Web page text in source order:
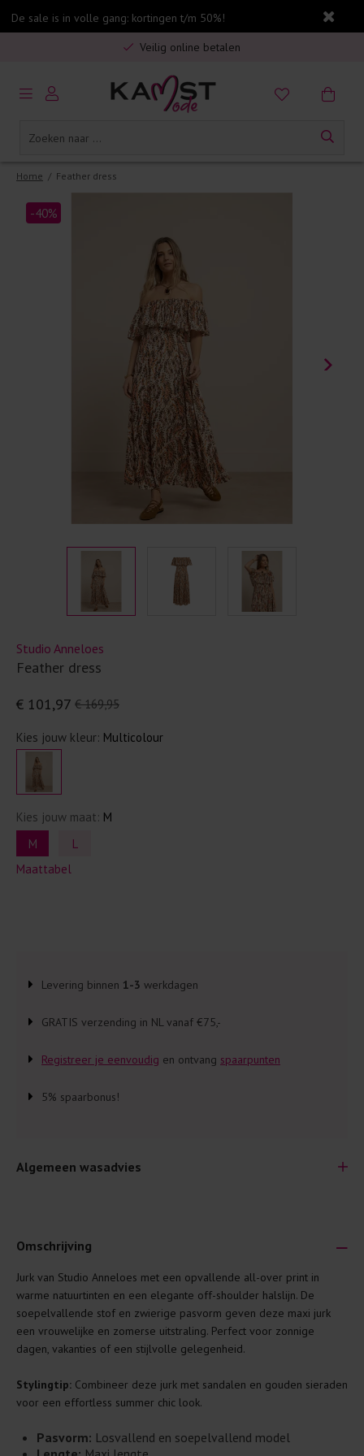
De sale is in volle gang: kortingen t/m 50%!
Gratis verzending in Nederland vanaf €75,-
Veilig online betalen
5% spaarbonus op jouw aankoop
Gratis verzending in Nederland vanaf €75,-
Home / Feather dress
-40%
Studio Anneloes
Feather dress
€ 169,95
€ 101,97
Kies jouw kleur: Multicolour
Kies jouw maat: M
M
L
Maattabel
Levering binnen 1-3 werkdagen
GRATIS verzending in NL vanaf €75,-
Registreer je eenvoudig en ontvang spaarpunten
5% spaarbonus!
Algemeen wasadvies
Je wilt natuurlijk lang plezier hebben van je nieuwe kleding.
Daarom geven wij een aantal algemene was-tips:
Lees altijd eerst even het was-etiket.
Was kleding binnenste buiten. Dat beschermt de
buitenkant.
Wees zuinig met wasmiddel. Per kledingstuk is een drupje
Was zo koud mogelijk. Op 20 of 30 graden wassen is vaak
Omschrijving
Jurk van Studio Anneloes met een opvallende all-over print in
warme natuurtinten en een elegante off-shoulder halslijn. De
soepelvallende stof en zwierige pasvorm geven deze maxi jurk
een vrouwelijke en zomerse uitstraling. Perfect voor zonnige
dagen, vakanties of een stijlvolle gelegenheid.
Stylingtip: Combineer deze jurk met sandalen en gouden sieraden
voor een effortless summer chic look.
Pasvorm: Losvallend en soepelvallend model